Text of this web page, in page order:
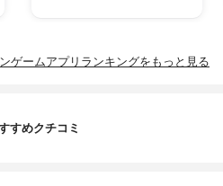
ゲームアプリランキングをもっと見る
すめクチコミ